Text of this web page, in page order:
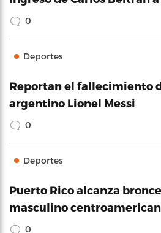
0
Deportes
Reportan el fallecimiento
argentino Lionel Messi
0
Deportes
Puerto Rico alcanza
masculino
0